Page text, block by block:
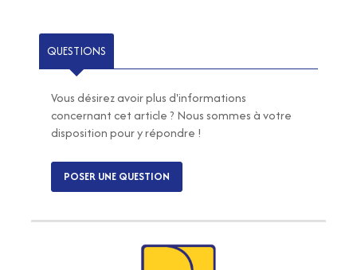
QUESTIONS
Vous désirez avoir plus d'informations
concernant cet article ? Nous sommes à votre
disposition pour y répondre !
POSER UNE QUESTION